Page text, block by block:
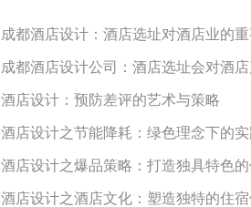
成都酒店设计：酒店选址对酒店业的重要
成都酒店设计公司：酒店选址会对酒
酒店设计：预防差评的艺术与策略
酒店设计之节能降耗：绿色理念下的
酒店设计之爆品策略：打造独具特色
酒店设计之酒店文化：塑造独特的住